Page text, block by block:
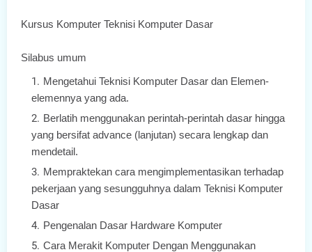
Kursus Komputer Teknisi Komputer Dasar
Silabus umum
Mengetahui Teknisi Komputer Dasar dan Elemen-
elemennya yang ada.
Berlatih menggunakan perintah-perintah dasar hingga
yang bersifat advance (lanjutan) secara lengkap dan
mendetail.
Mempraktekan cara mengimplementasikan terhadap
pekerjaan yang sesungguhnya dalam Teknisi Komputer
Dasar
Pengenalan Dasar Hardware Komputer
Cara Merakit Komputer Dengan Menggunakan